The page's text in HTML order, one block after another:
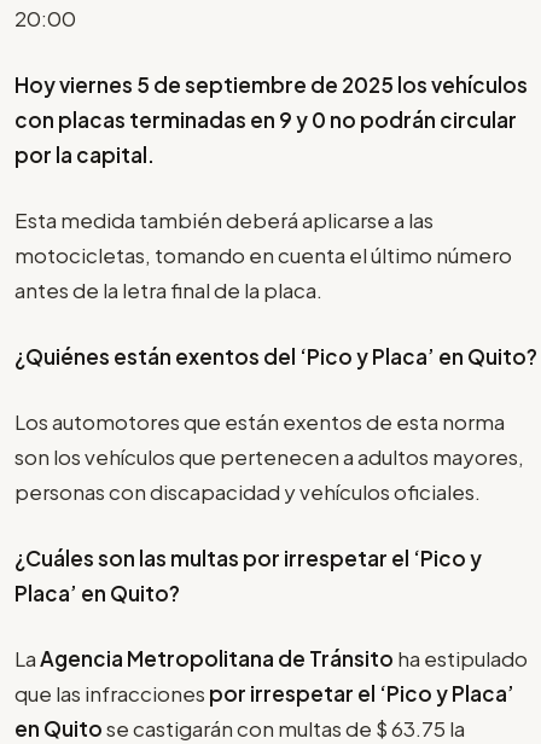
20:00
Hoy viernes 5 de septiembre de 2025 los vehículos
con placas terminadas en 9 y 0 no podrán circular
por la capital.
Esta medida también deberá aplicarse a las
motocicletas, tomando en cuenta el último número
antes de la letra final de la placa.
¿Quiénes están exentos del ‘Pico y Placa’ en Quito?
Los automotores que están exentos de esta norma
son los vehículos que pertenecen a adultos mayores,
personas con discapacidad y vehículos oficiales.
¿Cuáles son las multas por irrespetar el ‘Pico y
Placa’ en Quito?
LaAgencia Metropolitana de Tránsito ha estipulado
que las infracciones por irrespetar el ‘Pico y Placa’
en Quitose castigarán con multas de $ 63.75 la